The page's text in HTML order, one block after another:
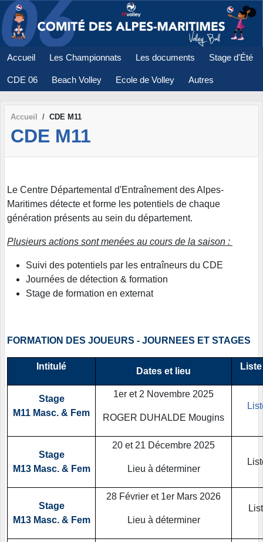
Accueil Les Championnats Les documents Stage d'Été
CDE 06 Beach Volley Ecole de Volley Autres
Accueil CDE M11
CDE M11
Le Centre Départemental d'Entraînement des Alpes-
Maritimes détecte et forme les potentiels de chaque
génération présents au sein du département.
Plusieurs actions sont menées au cours de la saison :
Suivi des potentiels par les entraîneurs du CDE
Journées de détection & formation
Stage de formation en externat
FORMATION DES JOUEURS - JOURNEES ET STAGES
Intitulé Dates et lieu
Stage
M11 Masc. & Fem
1er et 2 Novembre 2025
ROGER DUHALDE Mougins
Stage
M13 Masc. & Fem
20 et 21 Décembre 2025
Lieu à déterminer
Stage
M13 Masc. & Fem
28 Février et 1er Mars 2026
Lieu à déterminer
Panneau de gestion des cookies